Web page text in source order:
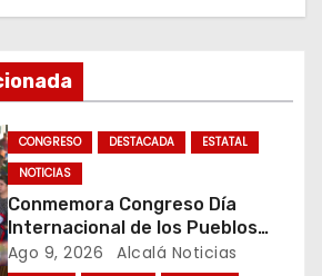
CONGRESO DESTACADA
ESTATAL
NOTICIAS
Conmemora Congreso Día
Internacional de los Pueblos
Indígenas
Ago 9, 2026 Alcalá Noticias